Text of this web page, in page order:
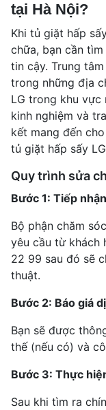
tại Hà Nội?
Khi tủ giặt hấp
chữa, bạn cần
tin cậy. Trung
trong những địa
LG trong khu vực
kinh nghiệm và
kết mang đến
tủ giặt hấp sấy
Quy trình sửa
Bước 1: Tiếp
Bộ phận chăm
yêu cầu từ khách
22 99 sau đó sẽ
thuật.
Bước 2: Báo giá
Bạn sẽ được
thế (nếu có) và
Bước 3: Thực
Sau khi tìm ra